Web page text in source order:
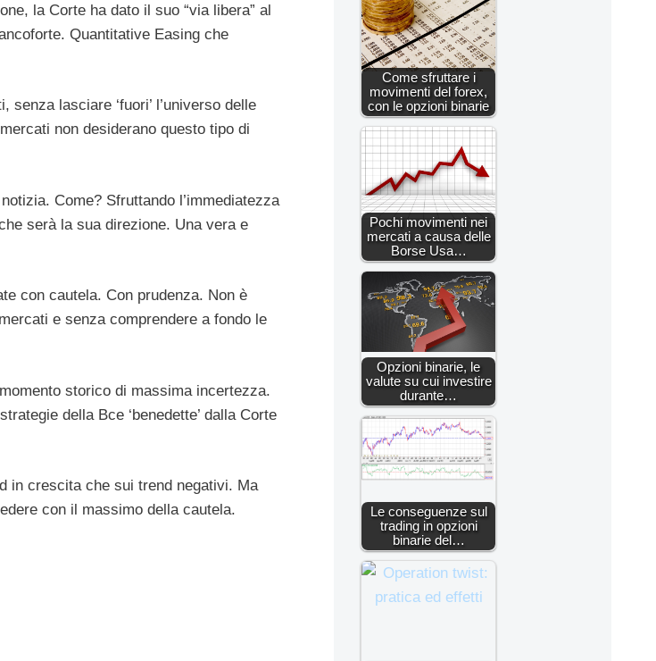
la Corte ha dato il suo “via libera” al
Quantitative Easing che
lasciare ‘fuori’ l’universo delle
non desiderano questo tipo di
Come? Sfruttando l’immediatezza
serà la sua direzione. Una vera e
con cautela. Con prudenza. Non è
e senza comprendere a fondo le
storico di massima incertezza.
della Bce ‘benedette’ dalla Corte
in crescita che sui trend negativi. Ma
con il massimo della cautela.
Come sfruttare i
movimenti del forex,
con le opzioni binarie
Pochi movimenti nei
mercati a causa delle
Borse Usa…
Opzioni binarie, le
valute su cui investire
durante…
Le conseguenze sul
trading in opzioni
binarie del…